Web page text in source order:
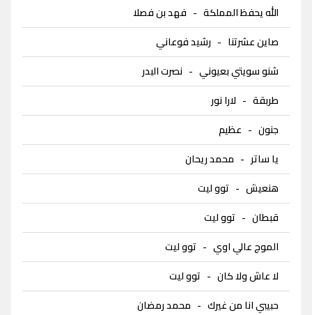
الله يحفظ المملكة - فهد بن فصلا
صاين عشرتنا - رشيد فوعاني
شنو سويتي بعيوني - نصرت البدر
طربقة - لارا نور
جنون - عظيم
يا ساتر - محمد ريحان
هنعيش - توو ليت
قبطان - توو ليت
الموج عالي اوي - توو ليت
لا عاش ولا كان - توو ليت
حبيبي انا من غيرك - محمد رمضان